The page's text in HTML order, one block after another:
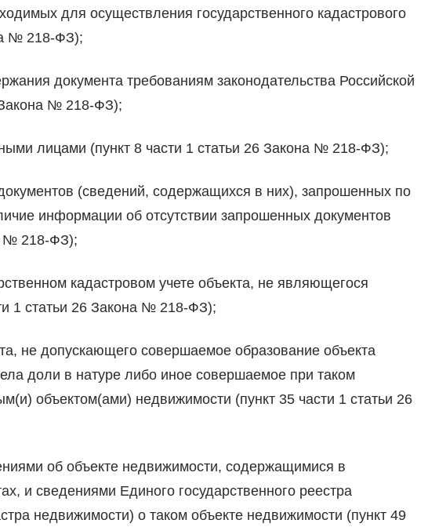
для осуществления государственного кадастрового
№ 218-ФЗ);
документа требованиям законодательства Российской
Закона № 218-ФЗ);
лицами (пункт 8 части 1 статьи 26 Закона № 218-ФЗ);
(сведений, содержащихся в них), запрошенных по
информации об отсутствии запрошенных документов
№ 218-ФЗ);
кадастровом учете объекта, не являющегося
1 статьи 26 Закона № 218-ФЗ);
не допускающего совершаемое образование объекта
доли в натуре либо иное совершаемое при таком
объектом(ами) недвижимости (пункт 35 части 1 статьи 26
об объекте недвижимости, содержащимися в
и сведениями Единого государственного реестра
недвижимости) о таком объекте недвижимости (пункт 49